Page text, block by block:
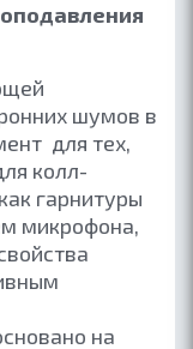
шумов в
для тех,
колл-
гарнитуры
микрофона,
на